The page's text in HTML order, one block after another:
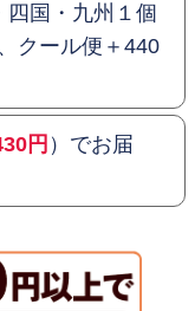
四国・九州１個
クール便＋440
円 ）でお届